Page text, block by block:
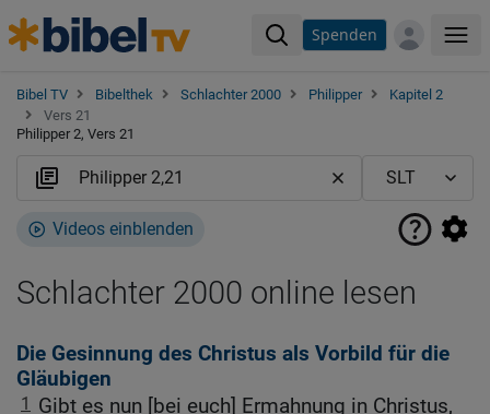
Spenden
Bibel TV Bibelthek Schlachter 2000 Philipper
Kapitel 2
Vers 21
Philipper 2, Vers 21
Videos einblenden
Schlachter 2000 online lesen
Die Gesinnung des Christus als Vorbild für die
Gläubigen
1
Gibt es nun [bei euch] Ermahnung in Christus,